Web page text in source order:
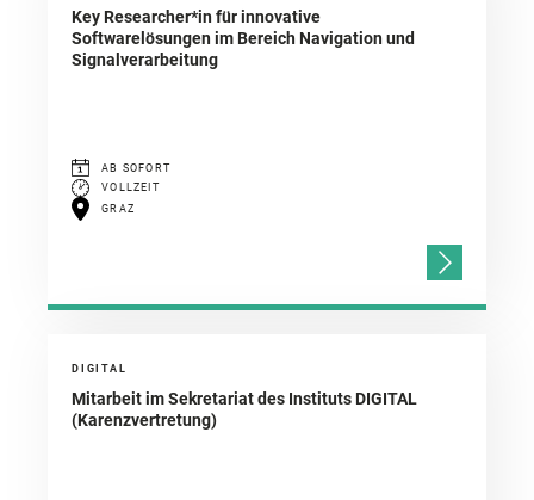
Key Researcher*in für innovative
Softwarelösungen im Bereich Navigation und
Signalverarbeitung
AB SOFORT
VOLLZEIT
GRAZ
DIGITAL
Mitarbeit im Sekretariat des Instituts DIGITAL
(Karenzvertretung)